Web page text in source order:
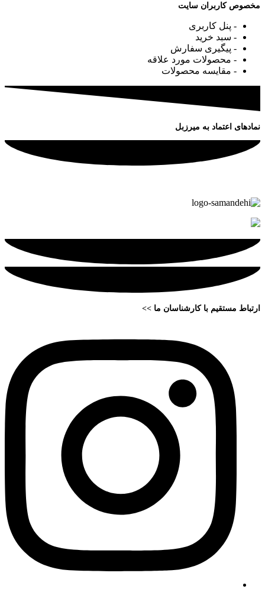
مخصوص کاربران سایت
- پنل کاربری
- سبد خرید
- پیگیری سفارش
- محصولات مورد علاقه
- مقایسه محصولات
نمادهای اعتماد به میرزبل
ارتباط مستقیم با کارشناسان ما >>